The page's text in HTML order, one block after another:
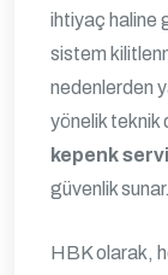
ihtiyaç haline
sistem
nedenlerden
yönelik teknik
kepenk
güvenlik sunar.
HBK olarak,